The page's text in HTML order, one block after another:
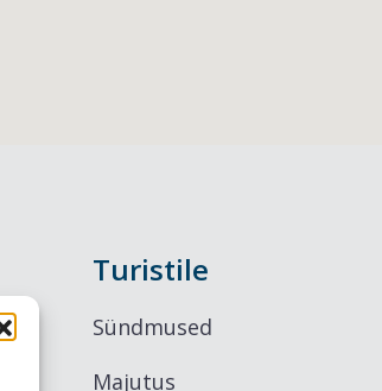
Turistile
Sündmused
Majutus